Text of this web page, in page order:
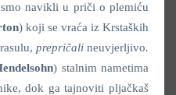
navikli u priči o plemiću
) koji se vraća iz Krstaških
prepričali neuvjerljivo.
) stalnim nametima
dok ga tajnoviti pljačkaš